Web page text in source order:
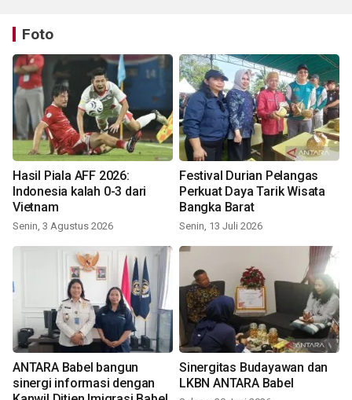
Foto
Hasil Piala AFF 2026:
Indonesia kalah 0-3 dari
Vietnam
Senin, 3 Agustus 2026
Festival Durian Pelangas
Perkuat Daya Tarik Wisata
Bangka Barat
Senin, 13 Juli 2026
ANTARA Babel bangun
sinergi informasi dengan
Sinergitas Budayawan dan
LKBN ANTARA Babel